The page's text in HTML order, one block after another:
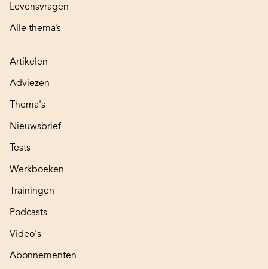
Levensvragen
Alle thema’s
Artikelen
Adviezen
Thema's
Nieuwsbrief
Tests
Werkboeken
Trainingen
Podcasts
Video's
Abonnementen